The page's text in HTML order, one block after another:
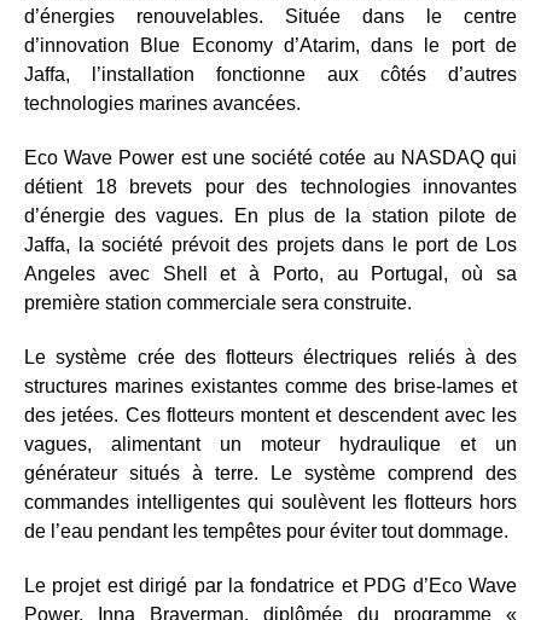
d’énergies renouvelables. Située dans le centre
d’innovation Blue Economy d’Atarim, dans le port de
Jaffa, l’installation fonctionne aux côtés d’autres
technologies marines avancées.
Eco Wave Power est une société cotée au NASDAQ qui
détient 18 brevets pour des technologies innovantes
d’énergie des vagues. En plus de la station pilote de
Jaffa, la société prévoit des projets dans le port de Los
Angeles avec Shell et à Porto, au Portugal, où sa
première station commerciale sera construite.
Le système crée des flotteurs électriques reliés à des
structures marines existantes comme des brise-lames et
des jetées. Ces flotteurs montent et descendent avec les
vagues, alimentant un moteur hydraulique et un
générateur situés à terre. Le système comprend des
commandes intelligentes qui soulèvent les flotteurs hors
de l’eau pendant les tempêtes pour éviter tout dommage.
Le projet est dirigé par la fondatrice et PDG d’Eco Wave
Power, Inna Braverman, diplômée du programme «